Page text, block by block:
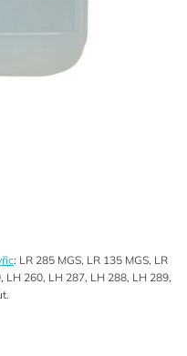
: LR 285 MGS, LR 135 MGS, LR
LH 260, LH 287, LH 288, LH 289,